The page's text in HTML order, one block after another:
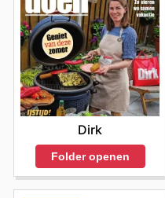
Dirk
Folder openen